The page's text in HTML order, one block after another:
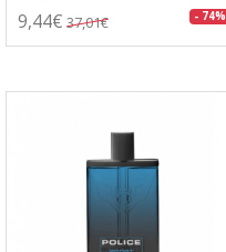
9,44€ 37,01€ - 74%